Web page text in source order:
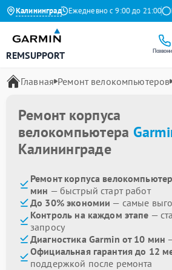
Калининград
4.9 на Яндекс Ежедневно с 9:00 до 21:00
REMSUPPORT
Главная Ремонт велокомпьютеров
Ремонт корпуса
велокомпьютера
Калининграде
Ремонт корпуса
мин — быстрый старт работ
До 30% экономии — самые
Контроль на каждом этапе —
запросу
Диагностика Garmin от 10 мин
Официальная гарантия до 12
поддержкой после ремонта